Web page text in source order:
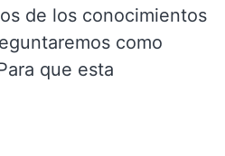
de los conocimientos
como
que esta